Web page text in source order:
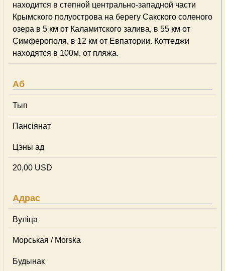
находится в степной центрально-западной части
Крымского полуострова на берегу Сакского соленого
озера в 5 км от Каламитского залива, в 55 км от
Симферополя, в 12 км от Евпатории. Коттеджи
находятся в 100м. от пляжа.
Аб
Тып
Пансіянат
Цэны ад
20,00 USD
Адрас
Вуліца
Морськая / Morska
Будынак